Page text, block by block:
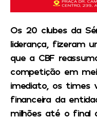
Os 20 clubes da
liderança, fizeram
que a CBF
competição em
imediato, os times
financeira da
milhões até o final